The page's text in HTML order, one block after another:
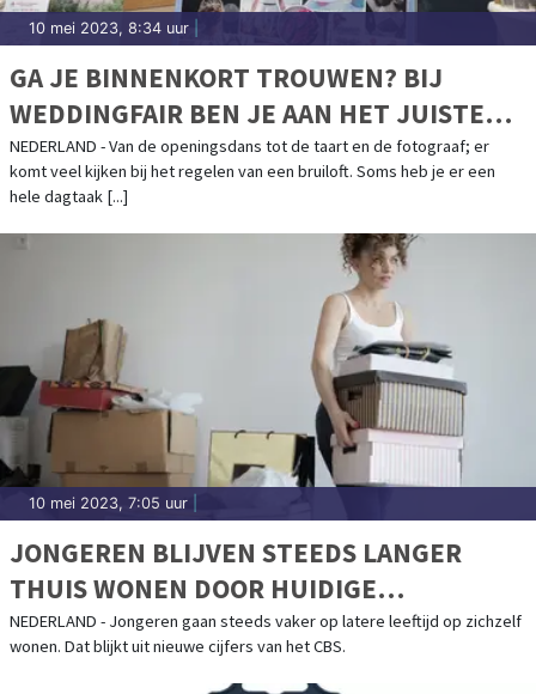
10 mei 2023, 8:34 uur
GA JE BINNENKORT TROUWEN? BIJ
WEDDINGFAIR BEN JE AAN HET JUISTE
ADRES!
NEDERLAND - Van de openingsdans tot de taart en de fotograaf; er
komt veel kijken bij het regelen van een bruiloft. Soms heb je er een
hele dagtaak [...]
10 mei 2023, 7:05 uur
JONGEREN BLIJVEN STEEDS LANGER
THUIS WONEN DOOR HUIDIGE
HUIZENMARKT EN SCHULDENLAST
NEDERLAND - Jongeren gaan steeds vaker op latere leeftijd op zichzelf
wonen. Dat blijkt uit nieuwe cijfers van het CBS.